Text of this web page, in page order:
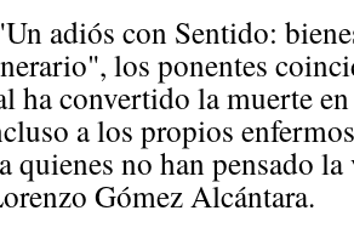
adiós con Sentido:
los ponentes
ha convertido la muerte
a los propios
quienes no han pensado
Gómez Alcántara.